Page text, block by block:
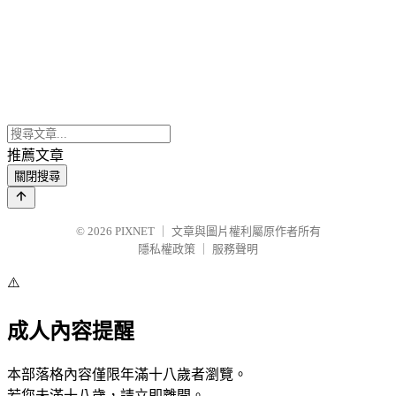
推薦文章
關閉搜尋
© 2026 PIXNET
文章與圖片權利屬原作者所有
隱私權政策
服務聲明
⚠️
成人內容提醒
本部落格內容僅限年滿十八歲者瀏覽。